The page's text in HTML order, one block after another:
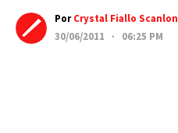
PorCrystal Fiallo Scanlon
30/06/2011 · 06:25 PM